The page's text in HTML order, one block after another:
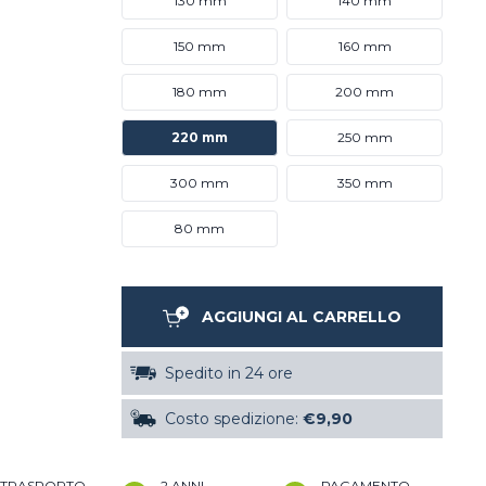
150 mm 160 mm
180 mm 200 mm
220 mm 250 mm
300 mm 350 mm
80 mm
AGGIUNGI AL CARRELLO
Spedito in 24 ore
Costo spedizione: €9,90